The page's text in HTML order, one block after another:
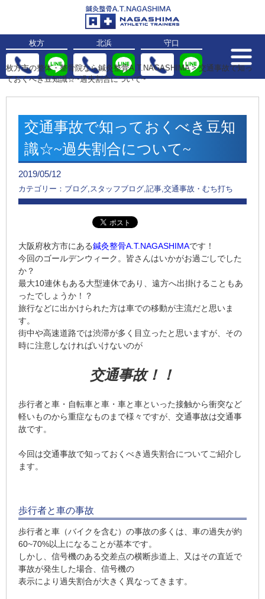
枚方 北浜 守口
枚方市の整体・整骨院なら鍼灸整骨A.T.NAGASHIMA>交通事故で知っ
ておくべき豆知識☆~過失割合について~
交通事故で知っておくべき豆知
識☆~過失割合について~
2019/05/12
カテゴリー：ブログ,スタッフブログ,記事,交通事故・むち打ち
大阪府枚方市にある鍼灸整骨A.T.NAGASHIMAです！
今回のゴールデンウィーク。皆さんはいかがお過ごしでした
か？
最大10連休もある大型連休であり、遠方へ出掛けることもあ
ったでしょうか！？
旅行などに出かけられた方は車での移動が主流だと思いま
す。
街中や高速道路では渋滞が多く目立ったと思いますが、その
時に注意しなければいけないのが
交通事故！！
歩行者と車・自転車と車・車と車といった接触から衝突など
軽いものから重症なものまで様々ですが、交通事故は交通事
故です。
今回は交通事故で知っておくべき過失割合についてご紹介し
ます。
歩行者と車の事故
歩行者と車（バイクを含む）の事故の多くは、車の過失が約
60~70%以上になることが基本です。
しかし、信号機のある交差点の横断歩道上、又はその直近で
事故が発生した場合、信号機の
表示により過失割合が大きく異なってきます。